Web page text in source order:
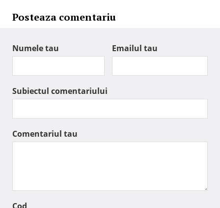
Posteaza comentariu
Numele tau Emailul tau
Subiectul comentariului
Comentariul tau